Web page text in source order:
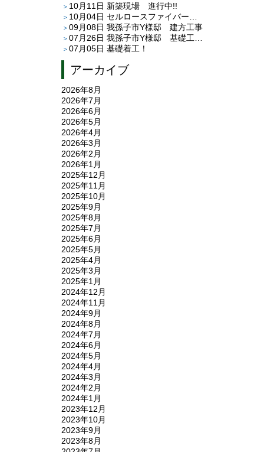
10月11日 新築現場 進行中!!
10月04日 セルロースファイバー 現場見学できます！
09月08日 我孫子市Y様邸 建方工事
07月26日 我孫子市Y様邸 基礎工事が終わりました
07月05日 基礎着工！
アーカイブ
2026年8月
2026年7月
2026年6月
2026年5月
2026年4月
2026年3月
2026年2月
2026年1月
2025年12月
2025年11月
2025年10月
2025年9月
2025年8月
2025年7月
2025年6月
2025年5月
2025年4月
2025年3月
2025年1月
2024年12月
2024年11月
2024年9月
2024年8月
2024年7月
2024年6月
2024年5月
2024年4月
2024年3月
2024年2月
2024年1月
2023年12月
2023年10月
2023年9月
2023年8月